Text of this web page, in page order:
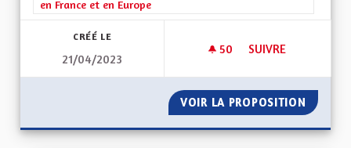
en France et en Europe
CRÉÉ LE
21/04/2023
50 50 ABONNÉS
SUIVRE
VOIR LA PROPOSITION